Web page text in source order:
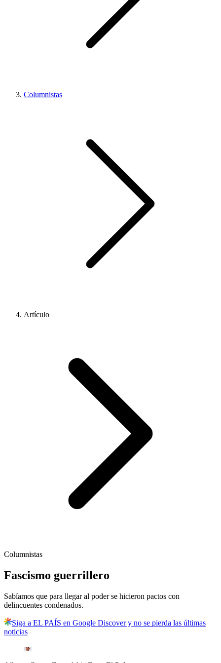
Columnistas
Artículo
Columnistas
Fascismo guerrillero
Sabíamos que para llegar al poder se hicieron pactos con
delincuentes condenados.
Siga a EL PAÍS en Google Discover y no se pierda las últimas
noticias